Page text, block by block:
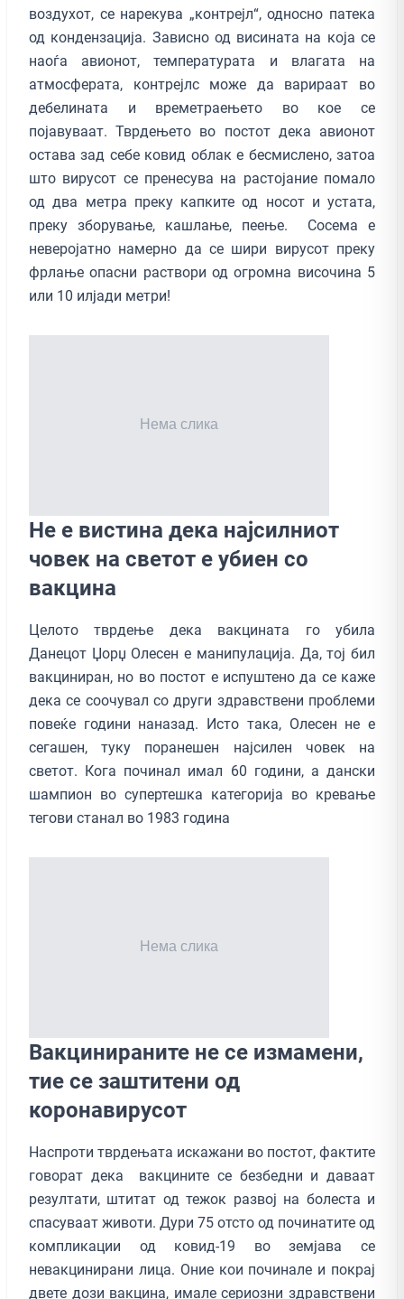
воздухот, се нарекува „контрејл“, односно патека
од кондензација. Зависно од висината на која се
наоѓа авионот, температурата и влагата на
атмосферата, контрејлс може да варираат во
дебелината и времетраењето во кое се
појавуваат. Тврдењето во постот дека авионот
остава зад себе ковид облак е бесмислено, затоа
што вирусот се пренесува на растојание помало
од два метра преку капките од носот и устата,
преку зборување, кашлање, пеење. Сосема е
неверојатно намерно да се шири вирусот преку
фрлање опасни раствори од огромна височина 5
или 10 илјади метри!
Не е вистина дека најсилниот
човек на светот е убиен со
вакцина
Целото тврдење дека вакцината го убила
Данецот Џорџ Олесен е манипулација. Да, тој бил
вакциниран, но во постот е испуштено да се каже
дека се соочувал со други здравствени проблеми
повеќе години наназад. Исто така, Олесен не е
сегашен, туку поранешен најсилен човек на
светот. Кога починал имал 60 години, а дански
шампион во супертешка категорија во кревање
тегови станал во 1983 година
Вакцинираните не се измамени,
тие се заштитени од
коронавирусот
Наспроти тврдењата искажани во постот, фактите
говорат дека вакцините се безбедни и даваат
резултати, штитат од тежок развој на болеста и
спасуваат животи. Дури 75 отсто од починатите од
компликации од ковид-19 во земјава се
невакцинирани лица. Оние кои починале и покрај
двете дози вакцина, имале сериозни здравствени